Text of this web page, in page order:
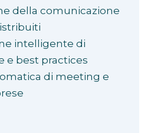
della comunicazione
intelligente di
e best practices
di meeting e